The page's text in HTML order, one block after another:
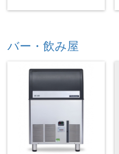
バー・飲み屋